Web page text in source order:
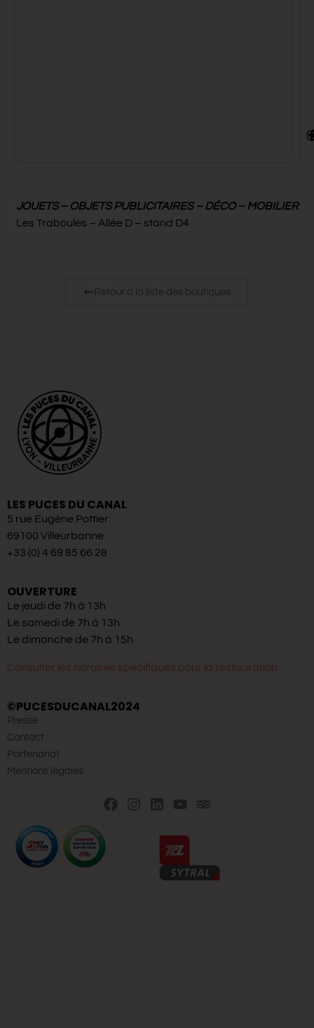
JOUETS – OBJETS PUBLICITAIRES – DÉCO – MOBILIER
Les Traboules – Allée D – stand D4
Retour à la liste des boutiques
LES PUCES DU CANAL
5 rue Eugène Pottier
69100 Villeurbanne
+33 (0) 4 69 85 66 28
OUVERTURE
Le jeudi de 7h à 13h
Le samedi de 7h à 13h
Le dimanche de 7h à 15h
Consulter les horaires spécifiques pour la restauration
©PUCESDUCANAL2024
Presse
Contact
Partenariat
Mentions légales